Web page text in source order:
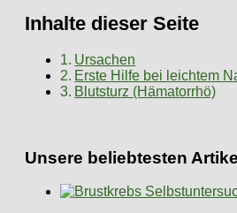
Inhalte dieser Seite
Ursachen
Erste Hilfe bei leichtem
Blutsturz (Hämatorrhö)
Unsere beliebtesten